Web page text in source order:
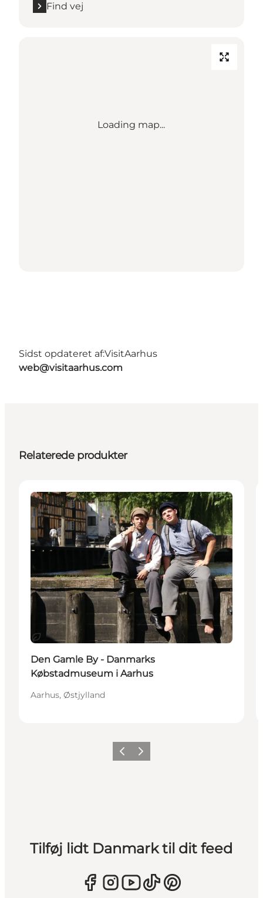
Find vej
Loading map...
Sidst opdateret af:VisitAarhus
web@visitaarhus.com
Relaterede produkter
Bæredygtige oplevelser
Attraktioner
Den Gamle By - Danmarks
Købstadmuseum i Aarhus
Aarhus, Østjylland
ForrigeNæste
Tilføj lidt Danmark til dit feed